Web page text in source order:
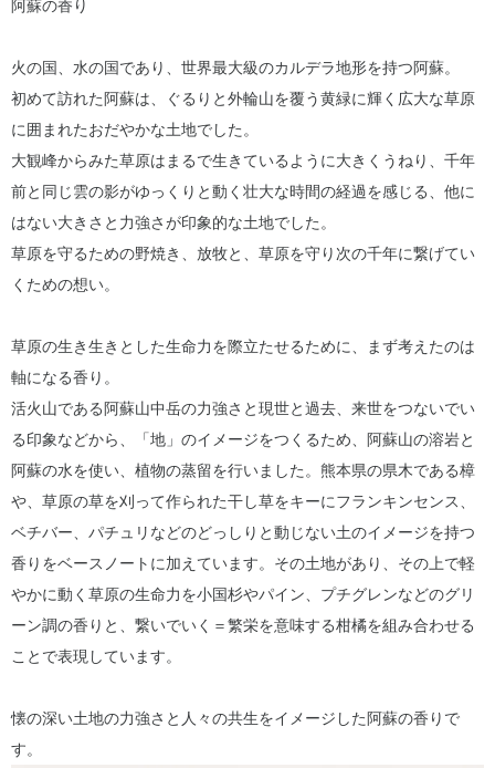
阿蘇の香り
火の国、水の国であり、世界最大級のカルデラ地形を持つ阿蘇。
初めて訪れた阿蘇は、ぐるりと外輪山を覆う黄緑に輝く広大な草原
に囲まれたおだやかな土地でした。
大観峰からみた草原はまるで生きているように大きくうねり、千年
前と同じ雲の影がゆっくりと動く壮大な時間の経過を感じる、他に
はない大きさと力強さが印象的な土地でした。
草原を守るための野焼き、放牧と、草原を守り次の千年に繋げてい
くための想い。
草原の生き生きとした生命力を際立たせるために、まず考えたのは
軸になる香り。
活火山である阿蘇山中岳の力強さと現世と過去、来世をつないでい
る印象などから、「地」のイメージをつくるため、阿蘇山の溶岩と
阿蘇の水を使い、植物の蒸留を行いました。熊本県の県木である樟
や、草原の草を刈って作られた干し草をキーにフランキンセンス、
ベチバー、パチュリなどのどっしりと動じない土のイメージを持つ
香りをベースノートに加えています。その土地があり、その上で軽
やかに動く草原の生命力を小国杉やパイン、プチグレンなどのグリ
ーン調の香りと、繋いでいく＝繁栄を意味する柑橘を組み合わせる
ことで表現しています。
懐の深い土地の力強さと人々の共生をイメージした阿蘇の香りで
す。